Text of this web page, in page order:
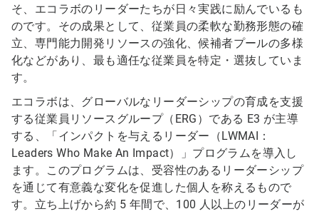
そ、エコラボのリーダーたちが日々実践に励んでいるも
のです。その成果として、従業員の柔軟な勤務形態の確
立、専門能力開発リソースの強化、候補者プールの多様
化などがあり、最も適任な従業員を特定・選抜していま
す。
エコラボは、グローバルなリーダーシップの育成を支援
する従業員リソースグループ（ERG）である E3 が主導
する、「インパクトを与えるリーダー（LWMAI：
Leaders Who Make An Impact）」プログラムを導入し
ます。このプログラムは、受容性のあるリーダーシップ
を通じて有意義な変化を促進した個人を称えるもので
す。立ち上げから約 5 年間で、100 人以上のリーダーが